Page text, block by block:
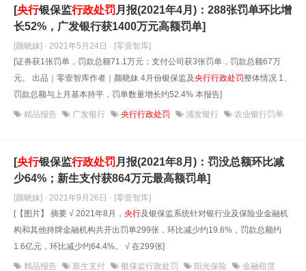
[央行银保监行政处罚月报(2021年4月)：288张罚单环比增
长52%，广发银行获1400万元高额罚单]
[颜晓妹] · 2021年5月24日 · [零壹智库]
[证券获1张罚单，罚款总额71.1万元；支付公司获3张罚单，罚款总额67万
元。 出品｜零壹智库作者｜颜晓妹 4月份银保监及央行行政处罚整体情况 1、
罚款总额与上月基本持平，罚单数量增长约52.4% 本报告]
精品报告 广发银行 央行行政处罚 浦发银行 农业银行罚单
[央行银保监行政处罚月报(2021年8月)：罚没总额环比减
少64%；新生支付获864万元最高额罚单]
[颜晓妹] · 2021年9月26日 · [零壹智库]
[【图片】 摘要 √ 2021年8月， 央行及银保监系统针对银行业及保险业金融机
构和其他持牌金融机构共开出罚单299张，环比减少约19.6%，罚款总额约
1.6亿元，环比减少约64.4%。 √ 在299张]
精品报告 新生支付 银保监行政处罚 阳光保险 金融租赁